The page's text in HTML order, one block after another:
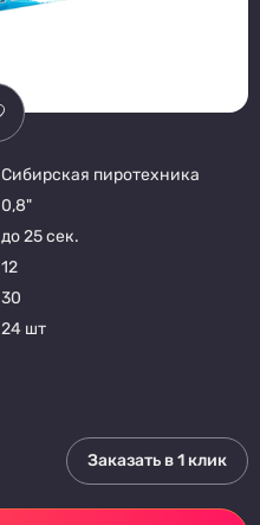
Сибирская пиротехника
0,8"
до 25 сек.
12
30
24 шт
Заказать в 1 клик